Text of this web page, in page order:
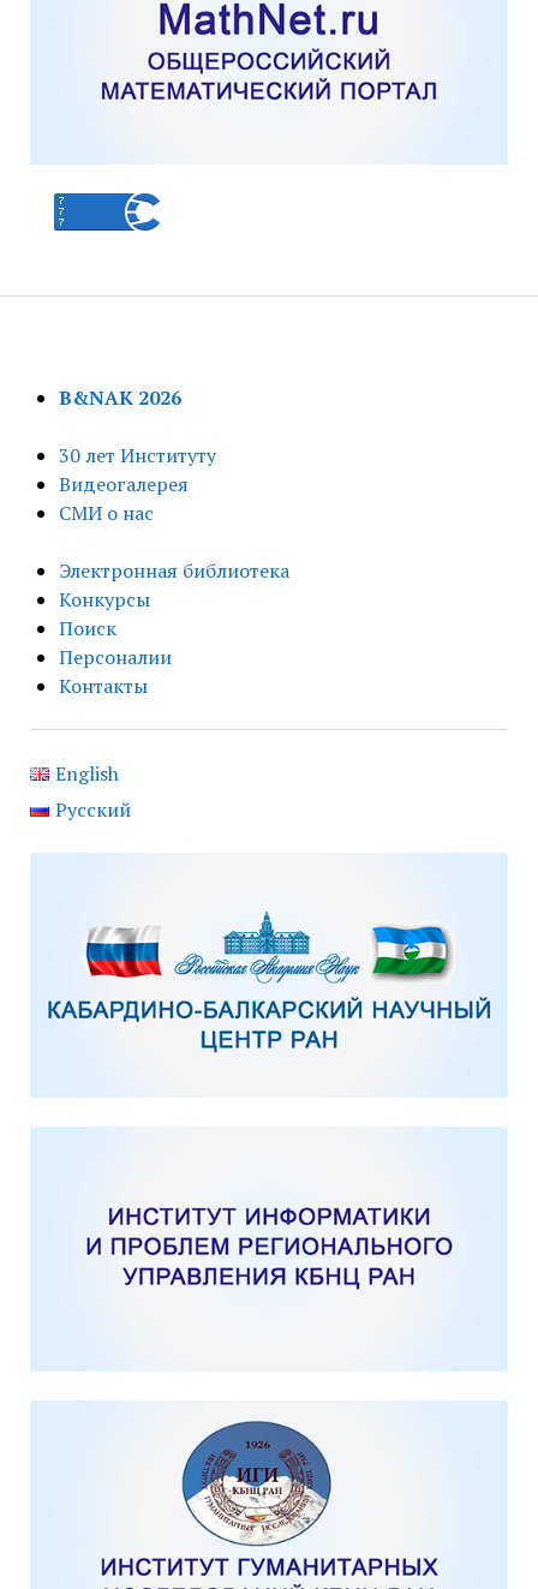
B&NAK 2026
30 лет Институту
Видеогалерея
СМИ о нас
Электронная библиотека
Конкурсы
Поиск
Персоналии
Контакты
English
Русский